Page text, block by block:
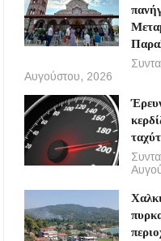
Αυγούστου, 2026